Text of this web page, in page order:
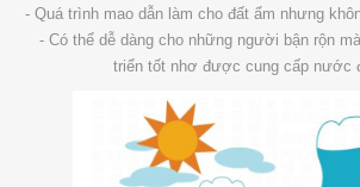
- Quá trình mao dẫn làm cho đất ẩm nhưng
- Có thể dễ dàng cho những người bận rộn
triển tốt nhơ được cung cấp nước